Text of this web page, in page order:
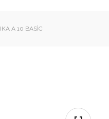
IKA A 10 BASIC